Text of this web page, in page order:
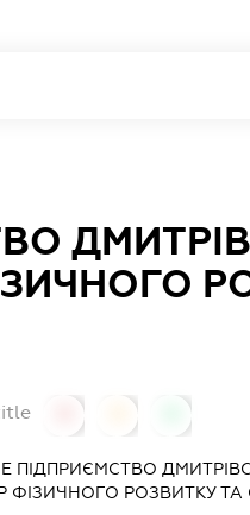
ПІДПРИЄМСТВО
ФІЗИЧНОГО РОЗВИТКУ ТА